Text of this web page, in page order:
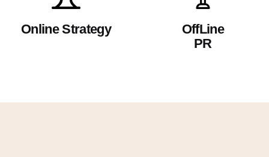
Online Strategy
OffLine
PR